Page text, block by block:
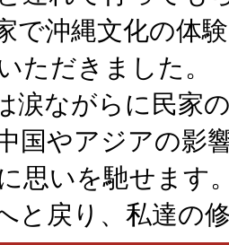
で沖縄文化の体
ただきました。
涙ながらに民家
国やアジアの影
思いを馳せます
と戻り、私達の